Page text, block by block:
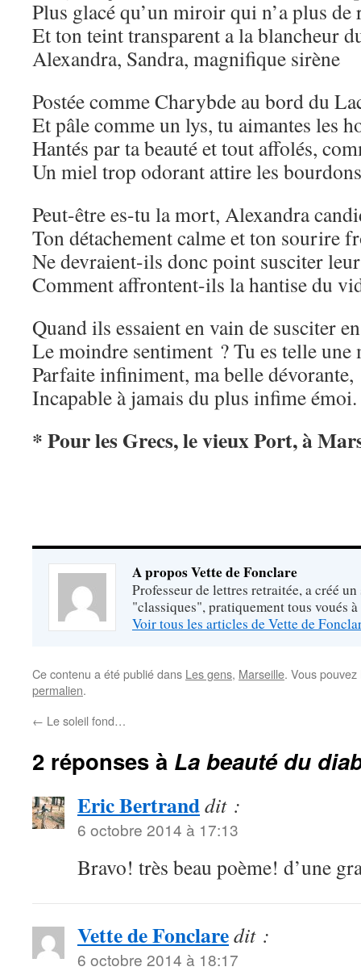
Plus glacé qu’un miroir qui n’a plus de
Et ton teint transparent a la blancheur
Alexandra, Sandra, magnifique sirène
Postée comme Charybde au bord du
Et pâle comme un lys, tu aimantes les
Hantés par ta beauté et tout affolés,
Un miel trop odorant attire les
Peut-être es-tu la mort, Alexandra
Ton détachement calme et ton sourire
Ne devraient-ils donc point susciter
Comment affrontent-ils la hantise du
Quand ils essaient en vain de susciter
Le moindre sentiment ? Tu es telle une
Parfaite infiniment, ma belle dévorante,
Incapable à jamais du plus infime émoi.
* Pour les Grecs, le vieux Port, à
A propos Vette de Fonclare
Professeur de lettres retraitée, a créé
"classiques", pratiquement tous voués
Voir tous les articles de Vette de
Ce contenu a été publié dans Les gens, Marseille. Vous
permalien.
← Le soleil fond…
2 réponses à La beauté du
Eric Bertranddit :
6 octobre 2014 à 17:13
Bravo! très beau poème! d’une
Vette de Fonclaredit :
6 octobre 2014 à 18:17